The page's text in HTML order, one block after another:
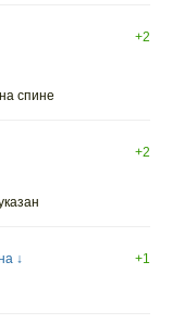
+2
спине
+2
↓
+1